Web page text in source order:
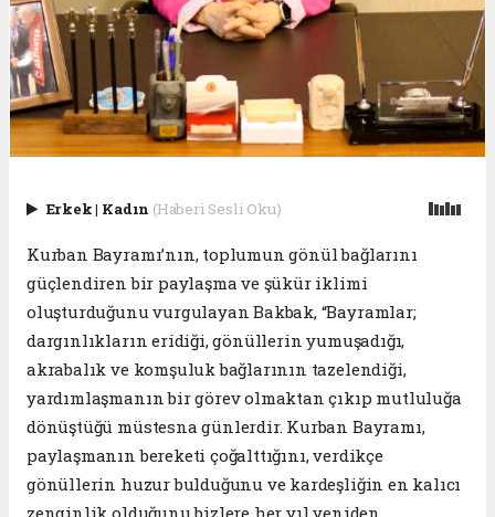
Erkek| Kadın (Haberi Sesli Oku)
Kurban Bayramı’nın, toplumun gönül bağlarını
güçlendiren bir paylaşma ve şükür iklimi
oluşturduğunu vurgulayan Bakbak, “Bayramlar;
dargınlıkların eridiği, gönüllerin yumuşadığı,
akrabalık ve komşuluk bağlarının tazelendiği,
yardımlaşmanın bir görev olmaktan çıkıp mutluluğa
dönüştüğü müstesna günlerdir. Kurban Bayramı,
paylaşmanın bereketi çoğalttığını, verdikçe
gönüllerin huzur bulduğunu ve kardeşliğin en kalıcı
zenginlik olduğunu bizlere her yıl yeniden